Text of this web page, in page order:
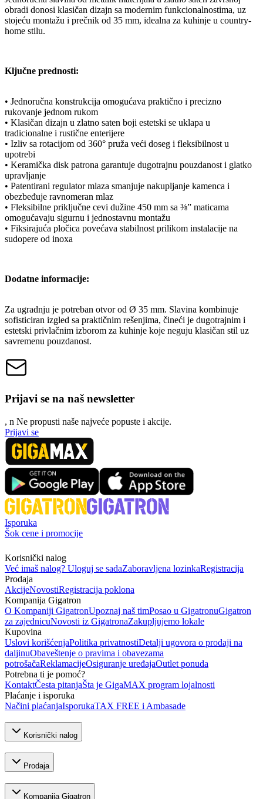
obradi donosi klasičan dizajn sa modernim funkcionalnostima, uz
stojeću montažu i prečnik od 35 mm, idealna za kuhinje u country-
home stilu.
Ključne prednosti:
• Jednoručna konstrukcija omogućava praktično i precizno
rukovanje jednom rukom
• Klasičan dizajn u zlatno saten boji estetski se uklapa u
tradicionalne i rustične enterijere
• Izliv sa rotacijom od 360° pruža veći doseg i fleksibilnost u
upotrebi
• Keramička disk patrona garantuje dugotrajnu pouzdanost i glatko
upravljanje
• Patentirani regulator mlaza smanjuje nakupljanje kamenca i
obezbeđuje ravnomeran mlaz
• Fleksibilne priključne cevi dužine 450 mm sa ⅜” maticama
omogućavaju sigurnu i jednostavnu montažu
• Fiksirajuća pločica povećava stabilnost prilikom instalacije na
sudopere od inoxa
Dodatne informacije:
Za ugradnju je potreban otvor od Ø 35 mm. Slavina kombinuje
sofisticiran izgled sa praktičnim rešenjima, čineći je dugotrajnim i
estetski privlačnim izborom za kuhinje koje neguju klasičan stil uz
savremenu pouzdanost.
Prijavi se na naš newsletter
, n Ne propusti naše najveće popuste i akcije.
Prijavi se
Isporuka
Šok cene i promocije
Korisnički nalog
Već imaš nalog? Uloguj se sadaZaboravljena lozinkaRegistracija
Prodaja
AkcijeNovostiRegistracija poklona
Kompanija Gigatron
O Kompaniji GigatronUpoznaj naš timPosao u GigatronuGigatron
za zajednicuNovosti iz GigatronaZakupljujemo lokale
Kupovina
Uslovi korišćenjaPolitika privatnostiDetalji ugovora o prodaji na
daljinuObaveštenje o pravima i obavezama
potrošačaReklamacijeOsiguranje uređajaOutlet ponuda
Potrebna ti je pomoć?
KontaktČesta pitanjaŠta je GigaMAX program lojalnosti
Plaćanje i isporuka
Načini plaćanjaIsporukaTAX FREE i Ambasade
Korisnički nalog
Prodaja
Kompanija Gigatron